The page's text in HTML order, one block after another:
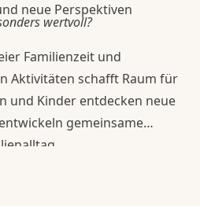
neue Perspektiven
wertvoll?
Familienzeit und
Aktivitäten schafft Raum für
und Kinder entdecken neue
gemeinsame